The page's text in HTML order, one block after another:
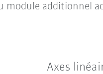
module additionnel
Axes